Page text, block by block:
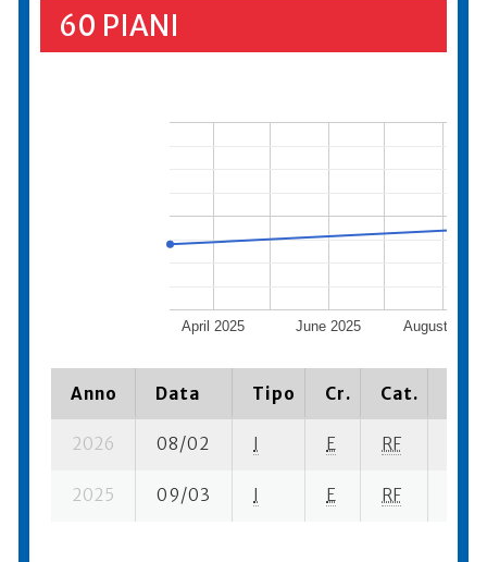
60 PIANI
April 2025 June 2025 August 2025
Anno Data Tipo Cr. Cat.
2026 08/02 I E RF
2025 09/03 I E RF